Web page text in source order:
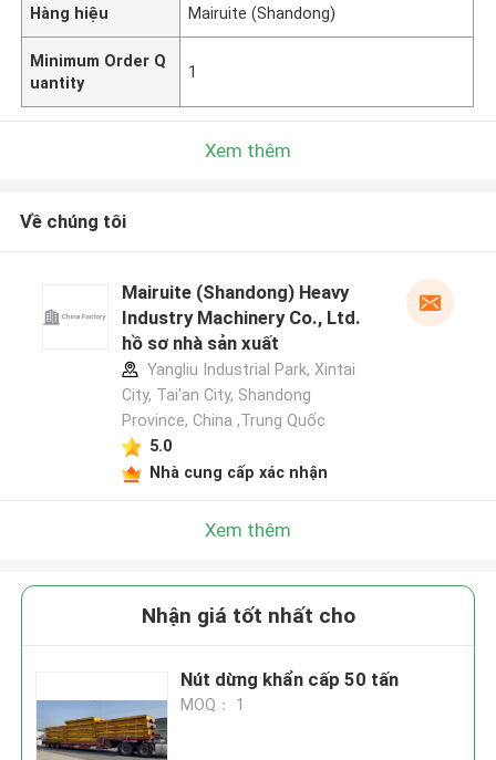
Hàng hiệu Mairuite (Shandong)
Minimum Order Q
uantity
1
Xem thêm
Về chúng tôi
Mairuite (Shandong) Heavy
Industry Machinery Co., Ltd.
hồ sơ nhà sản xuất
Yangliu Industrial Park, Xintai
City, Tai'an City, Shandong
Province, China ,Trung Quốc
5.0
Nhà cung cấp xác nhận
Xem thêm
Nhận giá tốt nhất cho
Nút dừng khẩn cấp 50 tấn
MOQ： 1